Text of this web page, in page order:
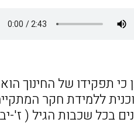
כי תפקידו של החינוך
ללמידת חקר
בכל שכבות הגיל ( ז'-